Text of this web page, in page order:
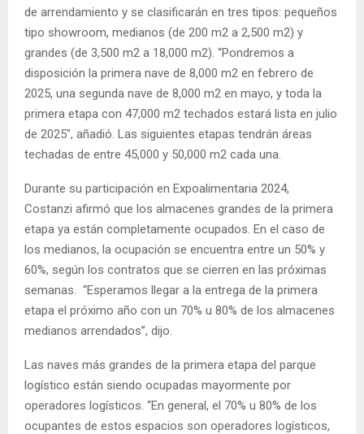
de arrendamiento y se clasificarán en tres tipos: pequeños
tipo showroom, medianos (de 200 m2 a 2,500 m2) y
grandes (de 3,500 m2 a 18,000 m2). “Pondremos a
disposición la primera nave de 8,000 m2 en febrero de
2025, una segunda nave de 8,000 m2 en mayo, y toda la
primera etapa con 47,000 m2 techados estará lista en julio
de 2025″, añadió. Las siguientes etapas tendrán áreas
techadas de entre 45,000 y 50,000 m2 cada una.
Durante su participación en Expoalimentaria 2024,
Costanzi afirmó que los almacenes grandes de la primera
etapa ya están completamente ocupados. En el caso de
los medianos, la ocupación se encuentra entre un 50% y
60%, según los contratos que se cierren en las próximas
semanas. “Esperamos llegar a la entrega de la primera
etapa el próximo año con un 70% u 80% de los almacenes
medianos arrendados”, dijo.
Las naves más grandes de la primera etapa del parque
logístico están siendo ocupadas mayormente por
operadores logísticos. “En general, el 70% u 80% de los
ocupantes de estos espacios son operadores logísticos,